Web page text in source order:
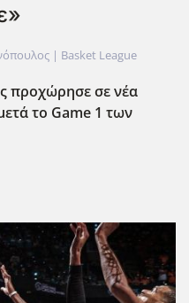
| Basket League
προχώρησε σε νέα
το Game 1 των